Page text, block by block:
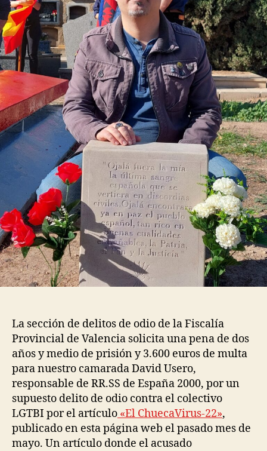
La sección de delitos de odio de la Fiscalía
Provincial de Valencia solicita una pena de dos
años y medio de prisión y 3.600 euros de multa
para nuestro camarada David Usero,
responsable de RR.SS de España 2000, por un
supuesto delito de odio contra el colectivo
LGTBI por el artículo «El ChuecaVirus-22»,
publicado en esta página web el pasado mes de
mayo. Un artículo donde el acusado